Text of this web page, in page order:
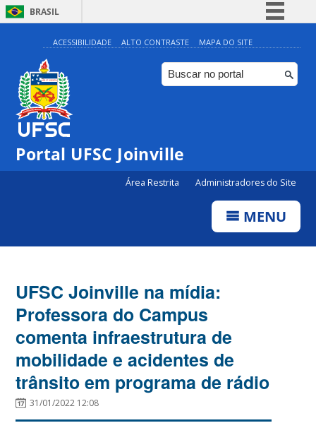
BRASIL
Simplifique!
Comunica BR
Participe
ACESSIBILIDADE ALTO CONTRASTE MAPA DO SITE
Portal UFSC Joinville
Área Restrita Administradores do Site
MENU
UFSC Joinville na mídia:
Professora do Campus
comenta infraestrutura de
mobilidade e acidentes de
trânsito em programa de rádio
31/01/2022 12:08